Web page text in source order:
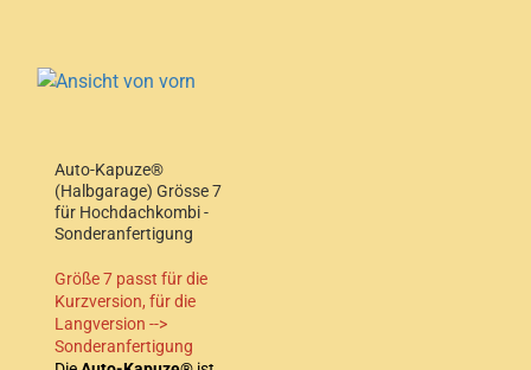
Auto-Kapuze®
(Halbgarage) Grösse 7
für Hochdachkombi -
Sonderanfertigung
Größe 7 passt für die
Kurzversion, für die
Langversion -->
Sonderanfertigung